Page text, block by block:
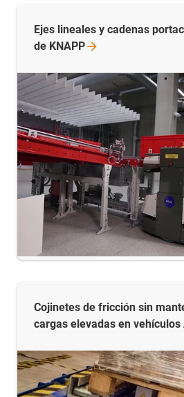
Ejes lineales y cadenas
de KNAPP
Cojinetes de fricción sin
cargas elevadas en vehículos